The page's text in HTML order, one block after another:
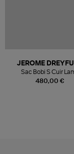
480,00 €
JEROME
Sac Bobi S Cuir
Champagne